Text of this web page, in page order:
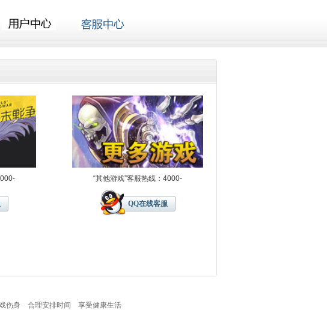
“其他游戏”客服热线：4000-
QQ在线客服
伤身 合理安排时间 享受健康生活